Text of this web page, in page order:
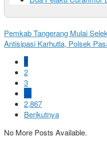
Pemkab Tangerang Mulai
Antisipasi Karhutla, Polsek
1
2
3
…
2,867
Berikutnya
No More Posts Available.